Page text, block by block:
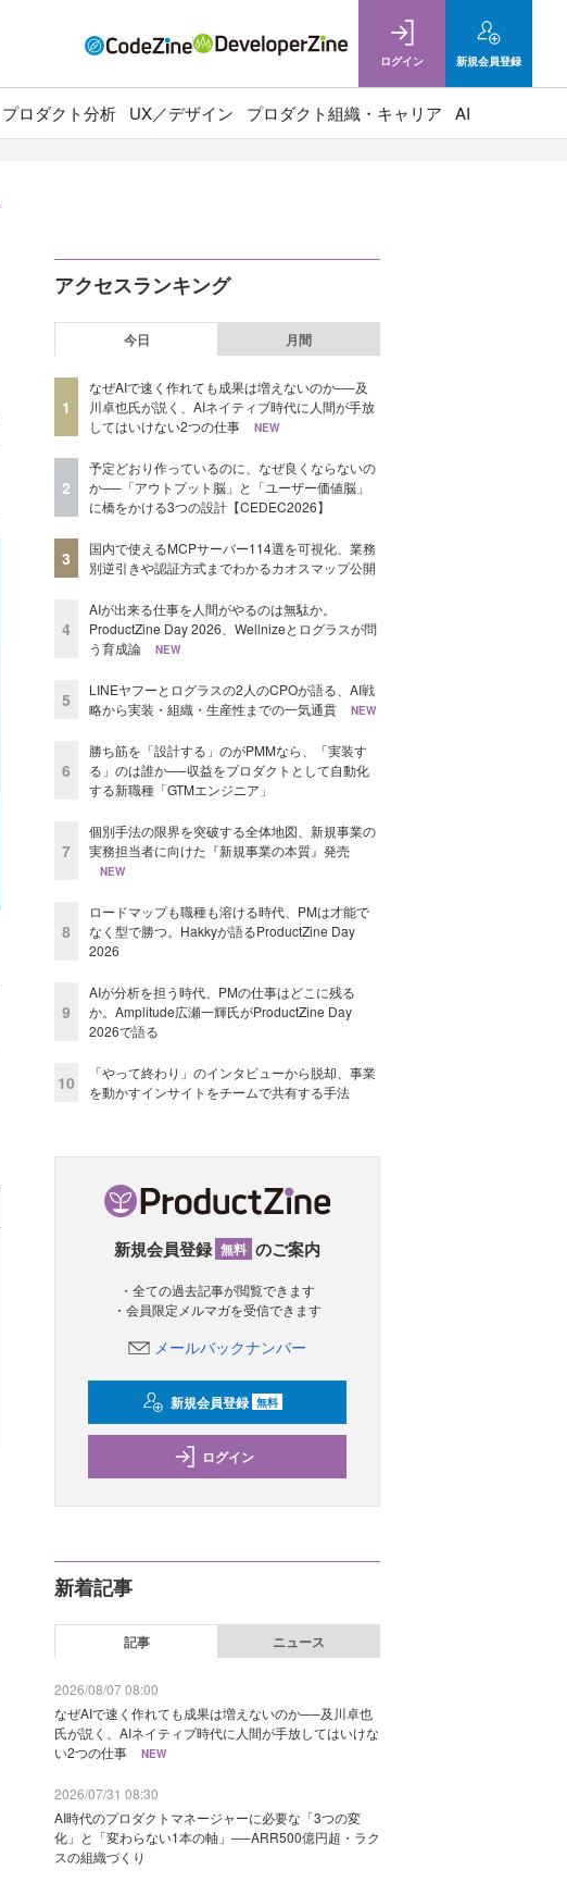
ログイン 新規会員登録
プロダクト分析 UX／デザイン プロダクト組織・キャリア AI
アクセスランキング
今日 月間
1
なぜAIで速く作れても成果は増えないのか──及
川卓也氏が説く、AIネイティブ時代に人間が手放
してはいけない2つの仕事
NEW
2
予定どおり作っているのに、なぜ良くならないの
か──「アウトプット脳」と「ユーザー価値脳」
に橋をかける3つの設計【CEDEC2026】
3
国内で使えるMCPサーバー114選を可視化、業務
別逆引きや認証方式までわかるカオスマップ公開
4
AIが出来る仕事を人間がやるのは無駄か。
ProductZine Day 2026、Wellnizeとログラスが問
う育成論
NEW
5
LINEヤフーとログラスの2人のCPOが語る、AI戦
略から実装・組織・生産性までの一気通貫
NEW
6
勝ち筋を「設計する」のがPMMなら、「実装す
る」のは誰か──収益をプロダクトとして自動化
する新職種「GTMエンジニア」
7
個別手法の限界を突破する全体地図、新規事業の
実務担当者に向けた『新規事業の本質』発売
NEW
8
ロードマップも職種も溶ける時代、PMは才能で
なく型で勝つ。Hakkyが語るProductZine Day
2026
9
AIが分析を担う時代、PMの仕事はどこに残る
か。Amplitude広瀬一輝氏がProductZine Day
2026で語る
10
「やって終わり」のインタビューから脱却、事業
を動かすインサイトをチームで共有する手法
新規会員登録 無料 のご案内
・全ての過去記事が閲覧できます
・会員限定メルマガを受信できます
メールバックナンバー
新規会員登録 無料
ログイン
新着記事
記事 ニュース
2026/08/07 08:00
なぜAIで速く作れても成果は増えないのか──及川卓也
氏が説く、AIネイティブ時代に人間が手放してはいけな
い2つの仕事
NEW
2026/07/31 08:30
AI時代のプロダクトマネージャーに必要な「3つの変
化」と「変わらない1本の軸」──ARR500億円超・ラク
スの組織づくり